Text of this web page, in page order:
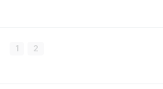
1 2